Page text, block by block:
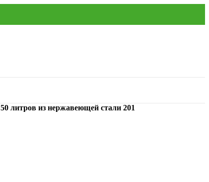
литров из нержавеющей стали 201